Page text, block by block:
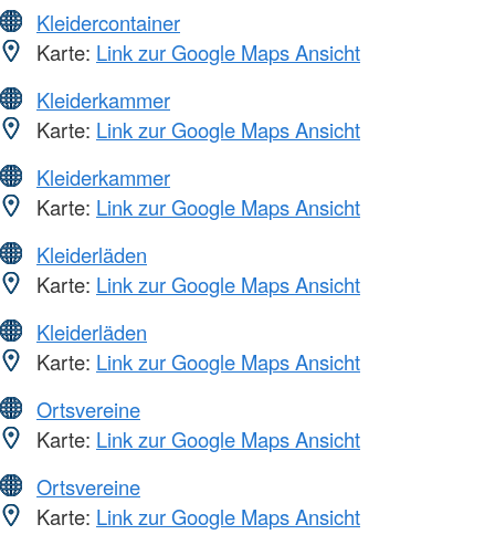
Kleidercontainer
Karte: Link zur Google Maps Ansicht
Kleiderkammer
Karte: Link zur Google Maps Ansicht
Kleiderkammer
Karte: Link zur Google Maps Ansicht
Kleiderläden
Karte: Link zur Google Maps Ansicht
Kleiderläden
Karte: Link zur Google Maps Ansicht
Ortsvereine
Karte: Link zur Google Maps Ansicht
Ortsvereine
Karte: Link zur Google Maps Ansicht